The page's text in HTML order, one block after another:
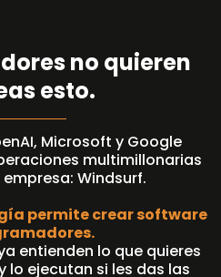
no quieren
esto.
Microsoft y Google
multimillonarias
Windsurf.
permite crear software
entienden lo que quieres
lo ejecutan si les das las